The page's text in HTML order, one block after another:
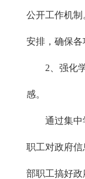
公开工作机
安排，确保各
2、强化学
感。
通过集中学
职工对政府
部职工搞好政